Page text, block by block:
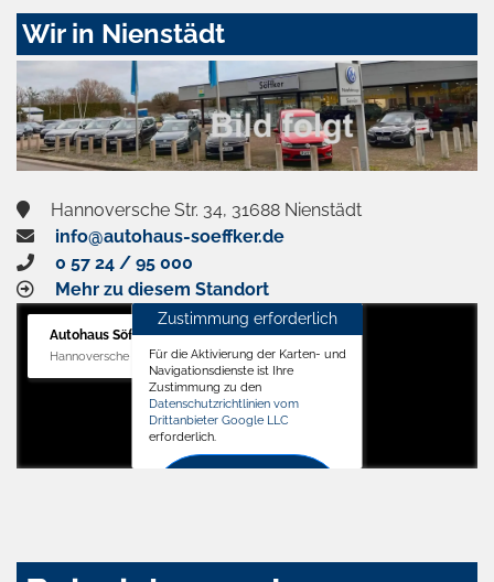
Zustimmen
aktivieren
Wir in Nienstädt
Hannoversche Str. 34, 31688 Nienstädt
info@autohaus-soeffker.de
0 57 24 / 95 000
Mehr zu diesem Standort
Autohaus Söffker GmbH
Hannoversche Str. 34, 31688 Nienstädt
Zustimmung erforderlich
Für die Aktivierung der Karten- und
Navigationsdienste ist Ihre
Zustimmung zu den
Datenschutzrichtlinien vom
Drittanbieter Google LLC
erforderlich.